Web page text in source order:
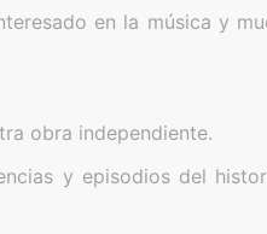
en la música y
obra independiente.
y episodios del